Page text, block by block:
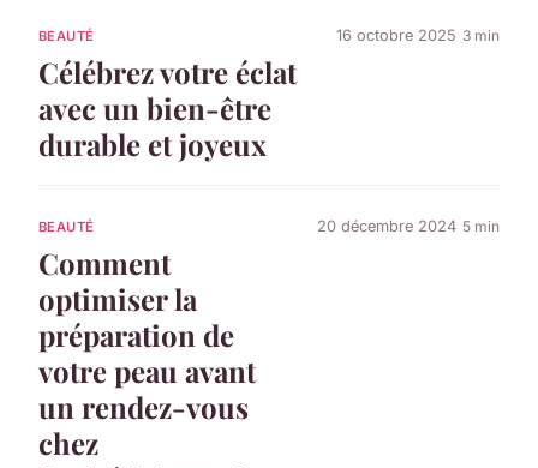
BEAUTÉ
Célébrez votre éclat
avec un bien-être
durable et joyeux
16 octobre 2025 3 min
BEAUTÉ
Comment
optimiser la
préparation de
votre peau avant
un rendez-vous
chez
20 décembre 2024 5 min